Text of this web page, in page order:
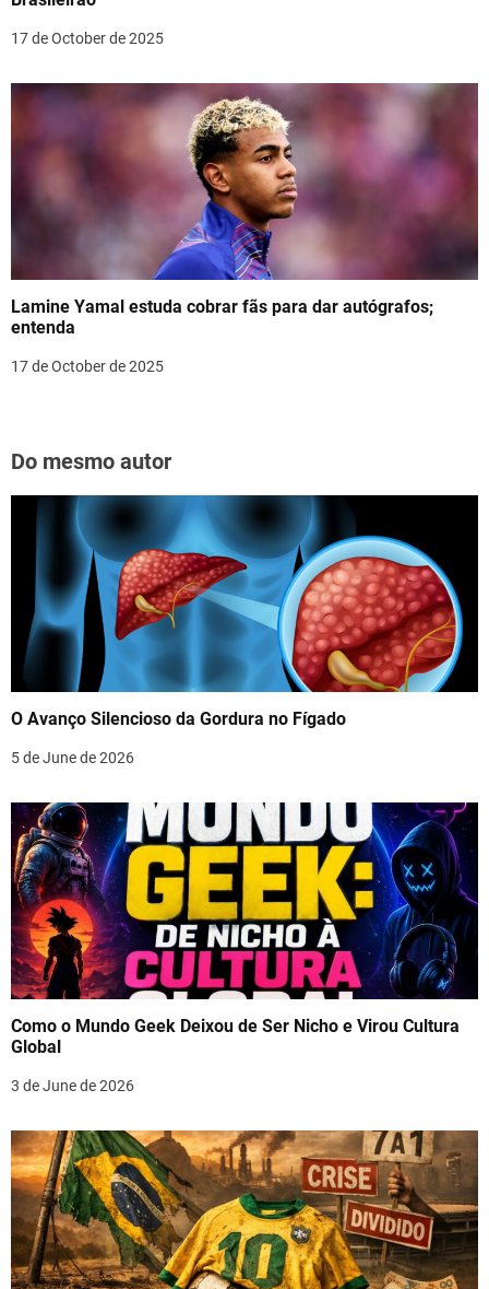
17 de October de 2025
Lamine Yamal estuda cobrar fãs para dar autógrafos;
entenda
17 de October de 2025
Do mesmo autor
O Avanço Silencioso da Gordura no Fígado
5 de June de 2026
Como o Mundo Geek Deixou de Ser Nicho e Virou Cultura
Global
3 de June de 2026